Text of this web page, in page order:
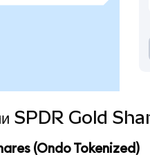
SPDR Gold
(Ondo Tokenized)